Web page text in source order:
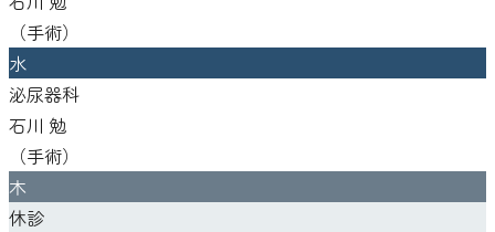
（手術）
水
泌尿器科
石川 勉
（手術）
木
休診